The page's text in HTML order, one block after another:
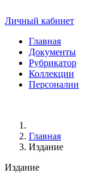
Личный кабинет
Главная
Документы
Рубрикатор
Коллекции
Персоналии
Главная
Издание
Издание